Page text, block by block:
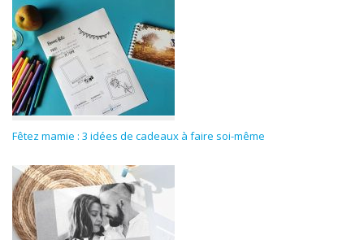
Fêtez mamie : 3 idées de cadeaux à faire soi-même